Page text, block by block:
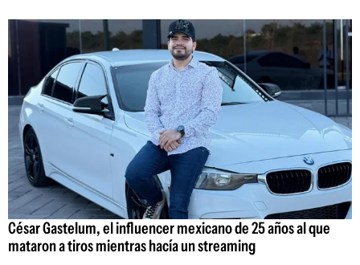
César Gastelum, el influencer mexicano de 25 años al que
mataron a tiros mientras hacía un streaming